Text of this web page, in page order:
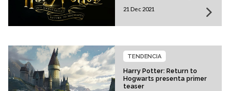
21 Dec 2021
Harry Potter: Return to
Hogwarts presenta primer
teaser
TENDENCIA